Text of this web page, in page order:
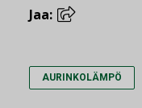
Jaa:
AURINKOLÄMPÖ